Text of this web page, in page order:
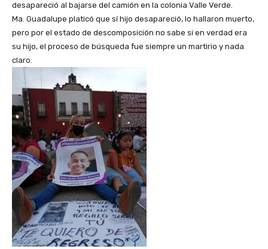
desapareció al bajarse del camión en la colonia Valle Verde.
Ma. Guadalupe platicó que sí hijo desapareció, lo hallaron muerto,
pero por el estado de descomposición no sabe si en verdad era
su hijo, el proceso de búsqueda fue siempre un martirio y nada
claro.